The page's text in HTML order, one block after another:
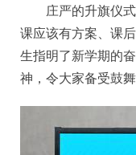
庄严的升旗仪式
课应该有方案、课
生指明了新学期的
神，令大家备受鼓舞